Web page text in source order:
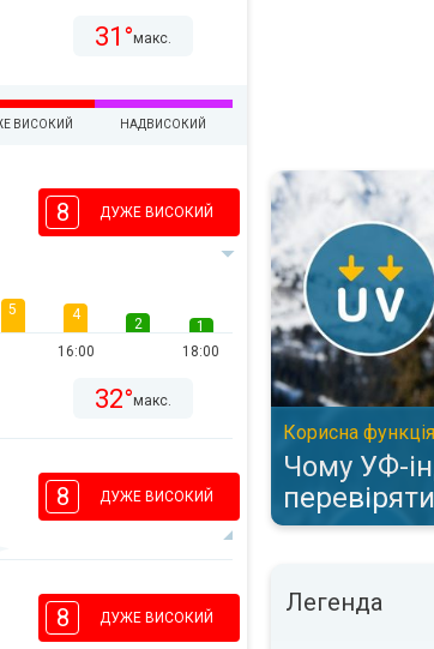
31°макс.
ВИСОКИЙ НАДВИСОКИЙ
8 ДУЖЕ ВИСОКИЙ
5 4
16:00
2
1
18:00
32°макс.
8 ДУЖЕ ВИСОКИЙ
3
16:00
2
1
8 ДУЖЕ ВИСОКИЙ
Чому УФ-індекс
Корисна
Чому УФ-
Легенда